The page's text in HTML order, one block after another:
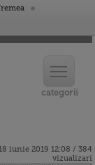
iunie 2019 12:08 / 384
vizualizari